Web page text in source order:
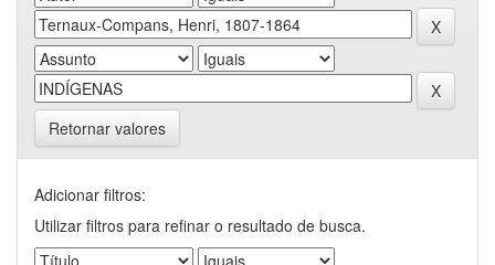
Retornar valores
Adicionar filtros:
Utilizar filtros para refinar o resultado de busca.